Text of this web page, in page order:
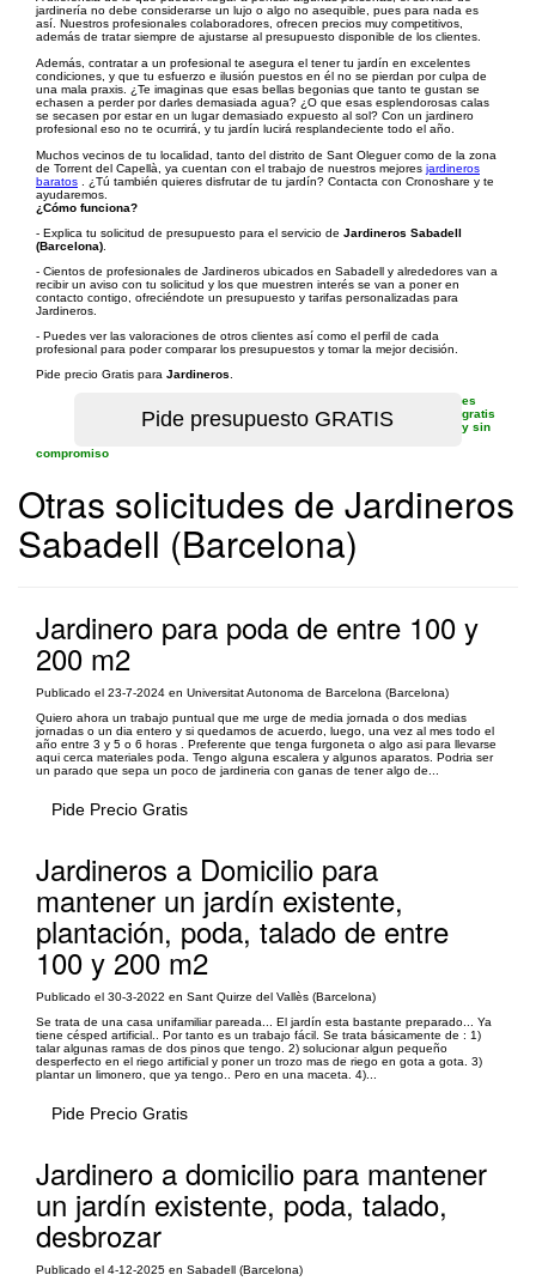
jardinería no debe considerarse un lujo o algo no asequible, pues para nada es
así. Nuestros profesionales colaboradores, ofrecen precios muy competitivos,
además de tratar siempre de ajustarse al presupuesto disponible de los clientes.
Además, contratar a un profesional te asegura el tener tu jardín en excelentes
condiciones, y que tu esfuerzo e ilusión puestos en él no se pierdan por culpa de
una mala praxis. ¿Te imaginas que esas bellas begonias que tanto te gustan se
echasen a perder por darles demasiada agua? ¿O que esas esplendorosas calas
se secasen por estar en un lugar demasiado expuesto al sol? Con un jardinero
profesional eso no te ocurrirá, y tu jardín lucirá resplandeciente todo el año.
Muchos vecinos de tu localidad, tanto del distrito de Sant Oleguer como de la zona
de Torrent del Capellà, ya cuentan con el trabajo de nuestros mejores jardineros
baratos . ¿Tú también quieres disfrutar de tu jardín? Contacta con Cronoshare y te
ayudaremos.
¿Cómo funciona?
- Explica tu solicitud de presupuesto para el servicio de Jardineros Sabadell
(Barcelona)
- Cientos de profesionales de Jardineros ubicados en Sabadell y alrededores van a
recibir un aviso con tu solicitud y los que muestren interés se van a poner en
contacto contigo, ofreciéndote un presupuesto y tarifas personalizadas para
Jardineros.
- Puedes ver las valoraciones de otros clientes así como el perfil de cada
profesional para poder comparar los presupuestos y tomar la mejor decisión.
Pide precio Gratis para Jardineros
es
gratis
y sin
compromiso
Otras solicitudes de Jardineros
Sabadell (Barcelona)
Jardinero para poda de entre 100 y
200 m2
Publicado el 23-7-2024 en Universitat Autonoma de Barcelona (Barcelona)
Quiero ahora un trabajo puntual que me urge de media jornada o dos medias
jornadas o un dia entero y si quedamos de acuerdo, luego, una vez al mes todo el
año entre 3 y 5 o 6 horas . Preferente que tenga furgoneta o algo asi para llevarse
aqui cerca materiales poda. Tengo alguna escalera y algunos aparatos. Podria ser
un parado que sepa un poco de jardineria con ganas de tener algo de...
Pide Precio Gratis
Jardineros a Domicilio para
mantener un jardín existente,
plantación, poda, talado de entre
100 y 200 m2
Publicado el 30-3-2022 en Sant Quirze del Vallès (Barcelona)
Se trata de una casa unifamiliar pareada... El jardín esta bastante preparado... Ya
tiene césped artificial.. Por tanto es un trabajo fácil. Se trata básicamente de : 1)
talar algunas ramas de dos pinos que tengo. 2) solucionar algun pequeño
desperfecto en el riego artificial y poner un trozo mas de riego en gota a gota. 3)
plantar un limonero, que ya tengo.. Pero en una maceta. 4)...
Pide Precio Gratis
Jardinero a domicilio para mantener
un jardín existente, poda, talado,
desbrozar
Publicado el 4-12-2025 en Sabadell (Barcelona)